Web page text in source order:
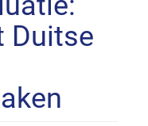
Duitse